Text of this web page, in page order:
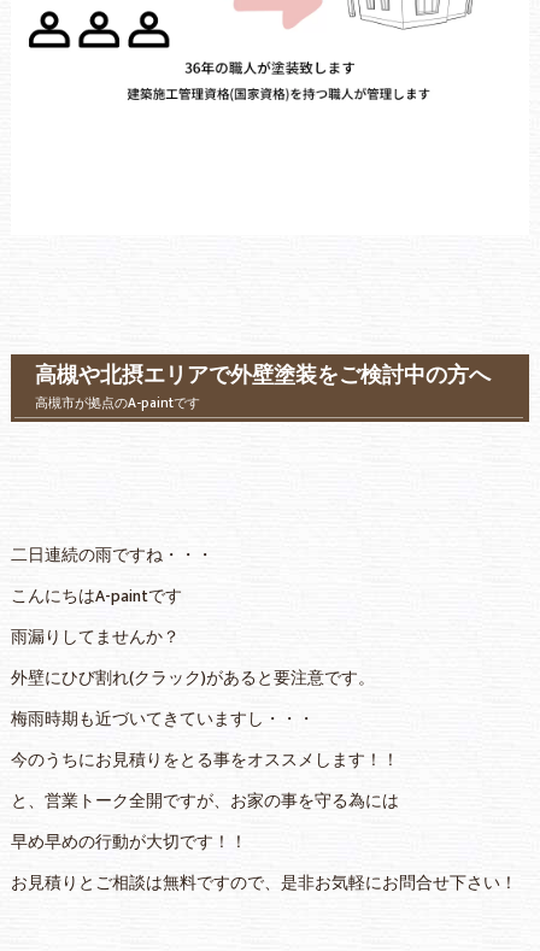
高槻や北摂エリアで外壁塗装をご検討中の方へ
高槻市が拠点のA-paintです
二日連続の雨ですね・・・
こんにちはA-paintです
雨漏りしてませんか？
外壁にひび割れ(クラック)があると要注意です。
梅雨時期も近づいてきていますし・・・
今のうちにお見積りをとる事をオススメします！！
と、営業トーク全開ですが、お家の事を守る為には
早め早めの行動が大切です！！
お見積りとご相談は無料ですので、是非お気軽にお問合せ下さい！